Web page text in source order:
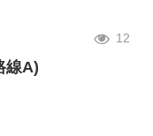
12
線A)